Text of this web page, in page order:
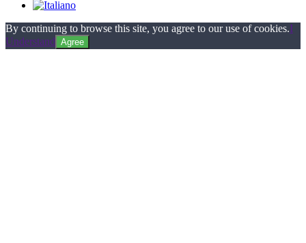
By continuing to browse this site, you agree to our use of cookies.I
Understand Agree